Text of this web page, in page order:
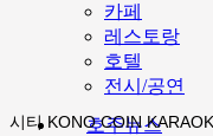
카페
레스토랑
호텔
전시/공연
호주뉴스
시티 KONO COIN